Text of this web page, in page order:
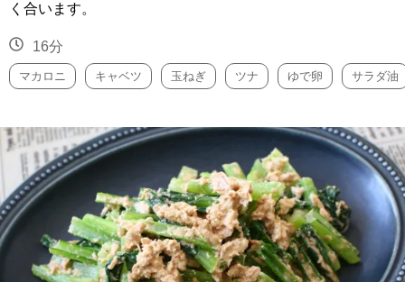
く合います。
16分
マカロニ キャベツ 玉ねぎ ツナ ゆで卵 サラダ油